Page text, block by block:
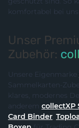
komfortabel bei
Unser
Zubehör:
Unsere Eigenmarke
Sammelkarten-
klares, modernes
anderem collectXP
Card Binder,